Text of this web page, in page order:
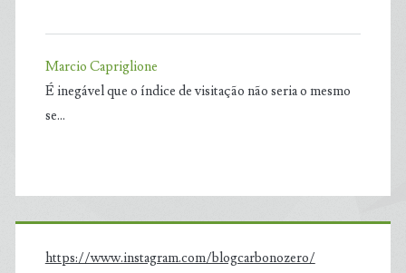
Marcio Capriglione
É inegável que o índice de visitação não seria o mesmo
se…
https://www.instagram.com/blogcarbonozero/